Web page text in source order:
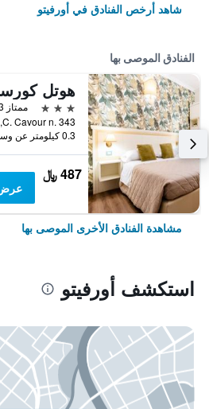
شاهد أرخص الفنادق في أورفيتو
الفنادق الموصى بها
هوتل
3 نجوم
ممتاز 8.3
0.3 كيلومتر عن وسط المدينة
487 ﷼
مشاهدة الفنادق الأخرى الموصى بها
استكشف أورفيتو